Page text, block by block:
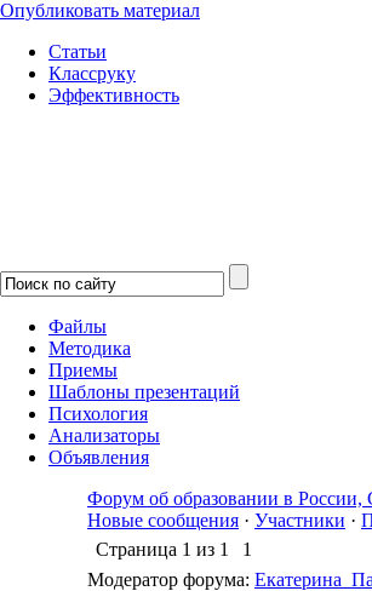
Опубликовать материал
Статьи
Классруку
Эффективность
Файлы
Методика
Приемы
Шаблоны презентаций
Психология
Анализаторы
Объявления
Форум об образовании в
Новые сообщения · Участники ·
Страница 1 из 1
1
Модератор форума: